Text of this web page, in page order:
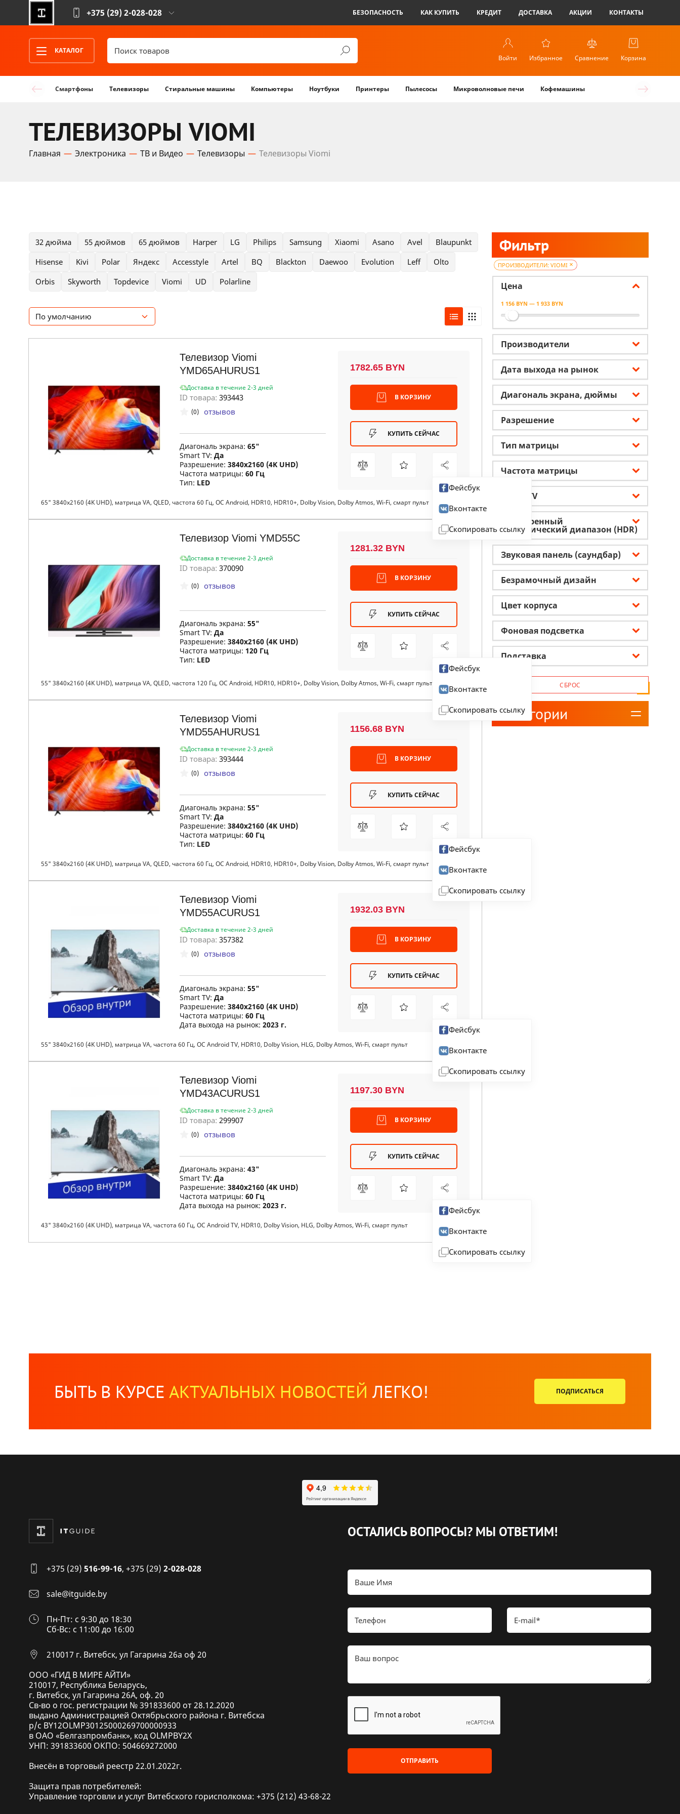
+375 (29) 2-028-028 БЕЗОПАСНОСТЬ КАК КУПИТЬ КРЕДИТ ДОСТАВКА АКЦИИ КОНТАКТЫ
КАТАЛОГ
Войти
Избранное Сравнение Корзина
Смартфоны Телевизоры Стиральные машины Компьютеры Ноутбуки Принтеры Пылесосы Микроволновые печи Кофемашины
ТЕЛЕВИЗОРЫ VIOMI
Главная Электроника ТВ и Видео Телевизоры Телевизоры Viomi
32 дюйма 55 дюймов 65 дюймов Harper LG Philips Samsung Xiaomi Asano Avel
Blaupunkt
Hisense
Kivi Polar Яндекс Accesstyle Artel BQ Blackton Daewoo Evolution Leff
Olto
Orbis
Skyworth Topdevice Viomi UD Polarline
По умолчанию
Телевизор Viomi
YMD65AHURUS1
Доставка в течение 2-3 дней
ID товара: 393443
Диагональ экрана: 65"
Smart TV: Да
Разрешение: 3840x2160 (4K UHD)
Частота матрицы: 60 Гц
Тип: LED
65" 3840x2160 (4K UHD), матрица VA, QLED, частота 60 Гц, ОС Android, HDR10, HDR10+, Dolby Vision, Dolby Atmos, Wi-Fi, смарт пульт
(0) отзывов
1782.65 BYN
В КОРЗИНУ
КУПИТЬ СЕЙЧАС
Фейсбук
Вконтакте
Скопировать ссылку
Телевизор Viomi YMD55C
Доставка в течение 2-3 дней
ID товара: 370090
Диагональ экрана: 55"
Smart TV: Да
Разрешение: 3840x2160 (4K UHD)
Частота матрицы: 120 Гц
Тип: LED
55" 3840x2160 (4K UHD), матрица VA, QLED, частота 120 Гц, ОС Android, HDR10, HDR10+, Dolby Vision, Dolby Atmos, Wi-Fi, смарт пульт
(0) отзывов
1281.32 BYN
В КОРЗИНУ
КУПИТЬ СЕЙЧАС
Фейсбук
Вконтакте
Скопировать ссылку
Телевизор Viomi
YMD55AHURUS1
Доставка в течение 2-3 дней
ID товара: 393444
Диагональ экрана: 55"
Smart TV: Да
Разрешение: 3840x2160 (4K UHD)
Частота матрицы: 60 Гц
Тип: LED
55" 3840x2160 (4K UHD), матрица VA, QLED, частота 60 Гц, ОС Android, HDR10, HDR10+, Dolby Vision, Dolby Atmos, Wi-Fi, смарт пульт
(0) отзывов
1156.68 BYN
В КОРЗИНУ
КУПИТЬ СЕЙЧАС
Фейсбук
Вконтакте
Скопировать ссылку
Телевизор Viomi
YMD55ACURUS1
Доставка в течение 2-3 дней
ID товара: 357382
Диагональ экрана: 55"
Smart TV: Да
Разрешение: 3840x2160 (4K UHD)
Частота матрицы: 60 Гц
Дата выхода на рынок: 2023 г.
55" 3840x2160 (4K UHD), матрица VA, частота 60 Гц, ОС Android TV, HDR10, Dolby Vision, HLG, Dolby Atmos, Wi-Fi, смарт пульт
(0) отзывов
1932.03 BYN
В КОРЗИНУ
КУПИТЬ СЕЙЧАС
Фейсбук
Вконтакте
Скопировать ссылку
Телевизор Viomi
YMD43ACURUS1
Доставка в течение 2-3 дней
ID товара: 299907
Диагональ экрана: 43"
Smart TV: Да
Разрешение: 3840x2160 (4K UHD)
Частота матрицы: 60 Гц
Дата выхода на рынок: 2023 г.
43" 3840x2160 (4K UHD), матрица VA, частота 60 Гц, ОС Android TV, HDR10, Dolby Vision, HLG, Dolby Atmos, Wi-Fi, смарт пульт
(0) отзывов
1197.30 BYN
В КОРЗИНУ
КУПИТЬ СЕЙЧАС
Фейсбук
Вконтакте
Скопировать ссылку
Фильтр
ПРОИЗВОДИТЕЛИ: VIOMI ×
Цена
1 156 BYN — 1 933 BYN
Производители
Дата выхода на рынок
Диагональ экрана, дюймы
Разрешение
Тип матрицы
Частота матрицы
Smart TV
Расширенный
динамический диапазон (HDR)
Звуковая панель (саундбар)
Безрамочный дизайн
Цвет корпуса
Фоновая подсветка
Подставка
СБРОС
Категории
БЫТЬ В КУРСЕ АКТУАЛЬНЫХ НОВОСТЕЙ ЛЕГКО! ПОДПИСАТЬСЯ
+375 (29) 516-99-16, +375 (29) 2-028-028
sale@itguide.by
Пн-Пт: с 9:30 до 18:30
Cб-Вс: с 11:00 до 16:00
210017 г. Витебск, ул Гагарина 26а оф 20
ООО «ГИД В МИРЕ АЙТИ»
210017, Республика Беларусь,
г. Витебск, ул Гагарина 26А, оф. 20
Св-во о гос. регистрации № 391833600 от 28.12.2020
выдано Администрацией Октябрьского района г. Витебска
р/с BY12OLMP30125000269700000933
в ОАО «Белгазпромбанк», код OLMPBY2X
УНП: 391833600 ОКПО: 504669272000
Внесён в торговый реестр 22.01.2022г.
Защита прав потребителей:
Управление торговли и услуг Витебского горисполкома: +375 (212) 43-68-22
ОСТАЛИСЬ ВОПРОСЫ? МЫ ОТВЕТИМ!
ОТПРАВИТЬ